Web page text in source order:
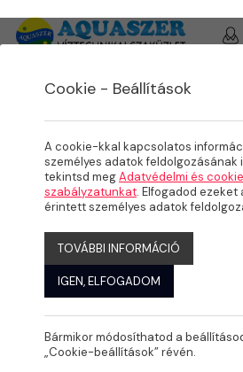
Cookie - Beállítások
A cookie-kkal kapcsolatos
személyes adatok
tekintsd megAdatvédelmi és
szabályzatunkat. Elfogadod
érintett személyes adatok
TOVÁBBI INFORMÁCIÓ
IGEN, ELFOGADOM
Bármikor módosíthatod a
„Cookie-beállítások” révén.